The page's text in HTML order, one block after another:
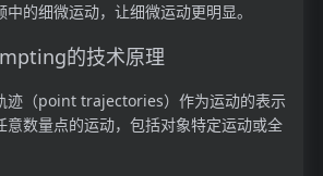
的细微运动，让细微运动更明显。
的技术原理
迹（point trajectories）作为运动的表示
意数量点的运动，包括对象特定运动或全